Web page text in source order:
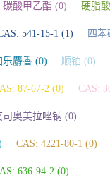
碳酸甲乙酯 (0) 硬脂
541-15-1 (1) 四苯
乐麝香 (0) 顺铂 (0)
87-67-2 (0) CAS:
司奥美拉唑钠 (0)
CAS: 4221-80-1 (0)
636-94-2 (0)